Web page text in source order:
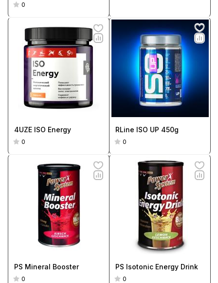
0
4UZE ISO Energy
0
RLine ISO UP 450g
0
PS Mineral Booster
0
PS Isotonic Energy Drink
0